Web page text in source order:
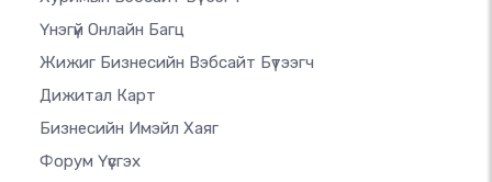
Үнэгүй Онлайн Багц
Жижиг Бизнесийн Вэбсайт Бүтээгч
Дижитал Карт
Бизнесийн Имэйл Хаяг
Форум Үүсгэх